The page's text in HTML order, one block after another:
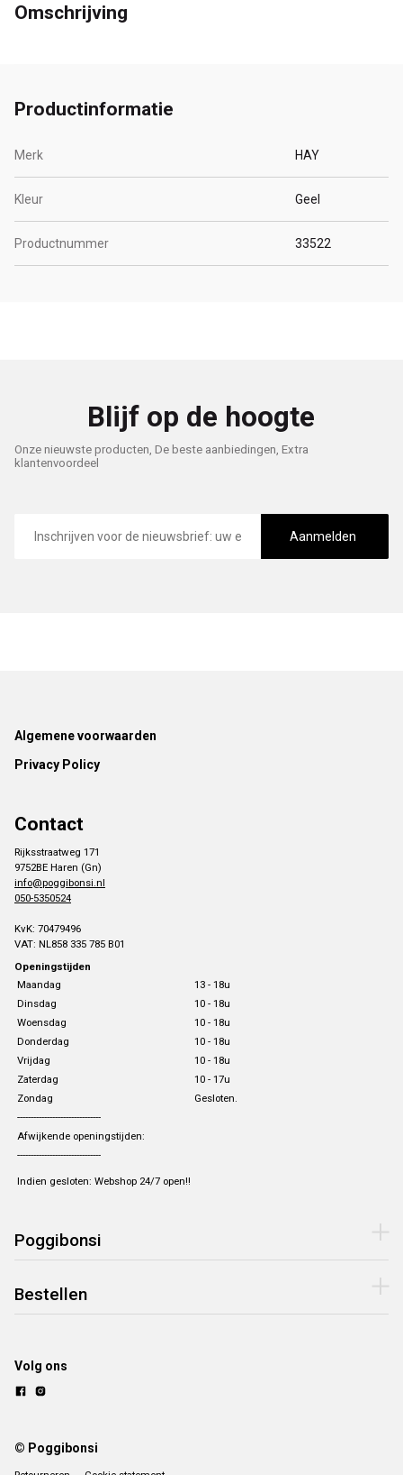
Omschrijving
Productinformatie
Merk HAY
Kleur Geel
Productnummer 33522
Blijf op de hoogte
Onze nieuwste producten, De beste aanbiedingen, Extra
klantenvoordeel
mailadres
Aanmelden
Footer
Algemene voorwaarden
Privacy Policy
Contact
Rijksstraatweg 171
9752BE Haren (Gn)
info@poggibonsi.nl
050-5350524
KvK: 70479496
VAT: NL858 335 785 B01
Openingstijden
Maandag
13 - 18u
Dinsdag
10 - 18u
Woensdag
10 - 18u
Donderdag
10 - 18u
Vrijdag
10 - 18u
Zaterdag
10 - 17u
Zondag
Gesloten.
-------------------------------
Afwijkende openingstijden:
-------------------------------
Indien gesloten: Webshop 24/7 open!!
Poggibonsi
Bestellen
Volg ons
© Poggibonsi